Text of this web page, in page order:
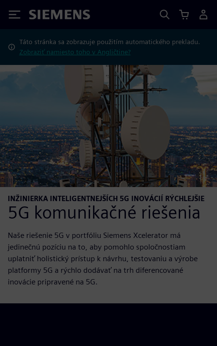
Siemens
Táto stránka sa zobrazuje použitím automatického prekladu.
Zobraziť namiesto toho v Angličtine?
INŽINIERKA INTELIGENTNEJŠÍCH 5G INOVÁCIÍ RÝCHLEJŠIE
5G komunikačné riešenia
Naše riešenie 5G v portfóliu Siemens Xcelerator má
jedinečnú pozíciu na to, aby pomohlo spoločnostiam
uplatniť holistický prístup k návrhu, testovaniu a výrobe
platformy 5G a rýchlo dodávať na trh diferencované
inovácie pripravené na 5G.